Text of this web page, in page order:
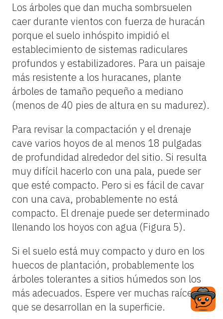
Los árboles que dan mucha sombrsuelen
caer durante vientos con fuerza de huracán
porque el suelo inhóspito impidió el
establecimiento de sistemas radiculares
profundos y estabilizadores. Para un paisaje
más resistente a los huracanes, plante
árboles de tamaño pequeño a mediano
(menos de 40 pies de altura en su madurez).
Para revisar la compactación y el drenaje
cave varios hoyos de al menos 18 pulgadas
de profundidad alrededor del sitio. Si resulta
muy difícil hacerlo con una pala, puede ser
que esté compacto. Pero si es fácil de cavar
con una cava, probablemente no está
compacto. El drenaje puede ser determinado
llenando los hoyos con agua (Figura 5).
Si el suelo está muy compacto y duro en los
huecos de plantación, probablemente los
árboles tolerantes a sitios húmedos son los
más adecuados. Espere ver muchas raíces
que se desarrollan en la superficie.